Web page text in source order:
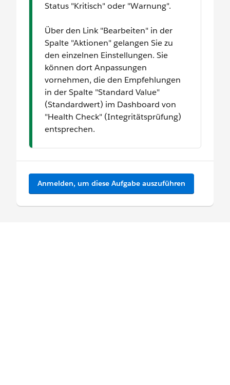
Status "Kritisch" oder "Warnung".
Über den Link "Bearbeiten" in der
Spalte "Aktionen" gelangen Sie zu
den einzelnen Einstellungen. Sie
können dort Anpassungen
vornehmen, die den Empfehlungen
in der Spalte "Standard Value"
(Standardwert) im Dashboard von
"Health Check" (Integritätsprüfung)
entsprechen.
Anmelden, um diese Aufgabe auszuführen